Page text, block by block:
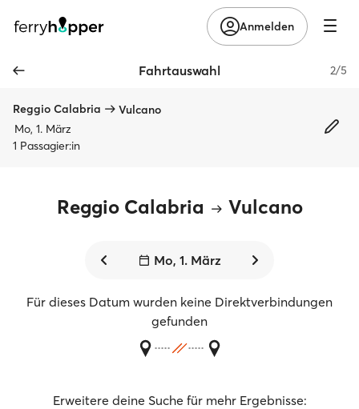
Anmelden
Fahrtauswahl 2/5
Reggio Calabria
Vulcano
Mo, 1. März
1 Passagier:in
Reggio Calabria Vulcano
Mo, 1. März
Für dieses Datum wurden keine Direktverbindungen
gefunden
Erweitere deine Suche für mehr Ergebnisse: